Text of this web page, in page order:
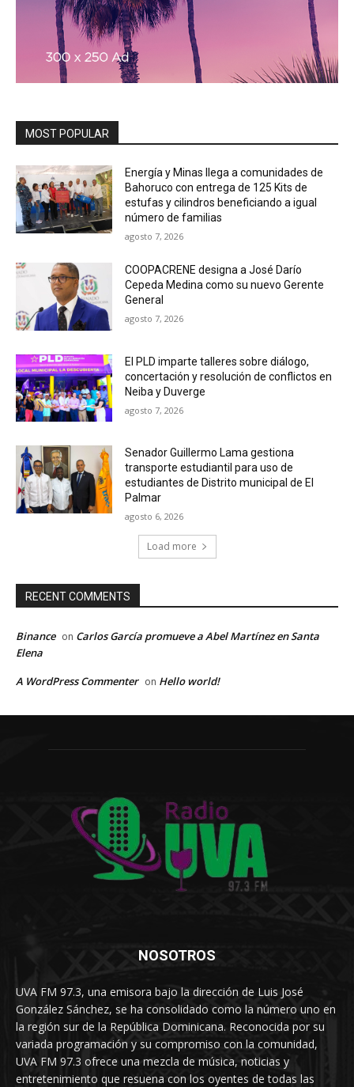
MOST POPULAR
Energía y Minas llega a comunidades de
Bahoruco con entrega de 125 Kits de
estufas y cilindros beneficiando a igual
número de familias
agosto 7, 2026
COOPACRENE designa a José Darío
Cepeda Medina como su nuevo Gerente
General
agosto 7, 2026
El PLD imparte talleres sobre diálogo,
concertación y resolución de conflictos en
Neiba y Duverge
agosto 7, 2026
Senador Guillermo Lama gestiona
transporte estudiantil para uso de
estudiantes de Distrito municipal de El
Palmar
agosto 6, 2026
Load more
RECENT COMMENTS
Binance on Carlos García promueve a Abel Martínez en Santa
Elena
A WordPress Commenter on Hello world!
NOSOTROS
UVA FM 97.3, una emisora bajo la dirección de Luis José
González Sánchez, se ha consolidado como la número uno en
la región sur de la República Dominicana. Reconocida por su
variada programación y su compromiso con la comunidad,
UVA FM 97.3 ofrece una mezcla de música, noticias y
entretenimiento que resuena con los oyentes de todas las